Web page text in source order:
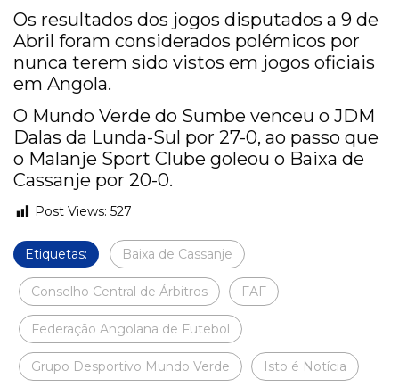
Os resultados dos jogos disputados a 9 de
Abril foram considerados polémicos por
nunca terem sido vistos em jogos oficiais
em Angola.
O Mundo Verde do Sumbe venceu o JDM
Dalas da Lunda-Sul por 27-0, ao passo que
o Malanje Sport Clube goleou o Baixa de
Cassanje por 20-0.
Post Views: 527
Etiquetas: Baixa de Cassanje
Conselho Central de Árbitros FAF
Federação Angolana de Futebol
Grupo Desportivo Mundo Verde Isto é Notícia